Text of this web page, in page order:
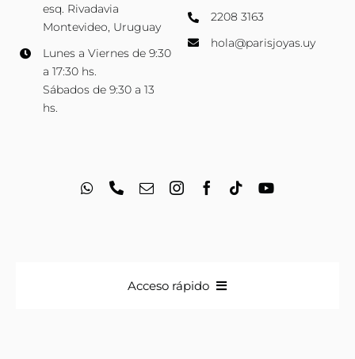
esq. Rivadavia
Montevideo, Uruguay
Lunes a Viernes de 9:30
a 17:30 hs.
Sábados de 9:30 a 13
hs.
2208 3163
hola@parisjoyas.uy
Acceso rápido